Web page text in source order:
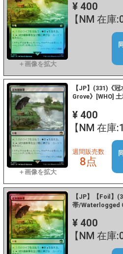
¥ 400
【NM 在庫:0
【JP】(331)《
Grove》[WHO]
¥ 400
【NM 在庫:1
週間販売数
8点
【JP】【Foil】
帯/Waterlogged
¥ 400
【NM 在庫:0